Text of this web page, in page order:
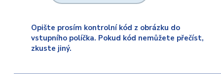
Opište prosím kontrolní kód z obrázku do
vstupního políčka. Pokud kód nemůžete přečíst,
zkuste jiný.